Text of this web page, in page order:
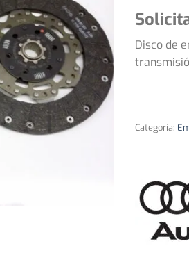
Disco de
Categoría: